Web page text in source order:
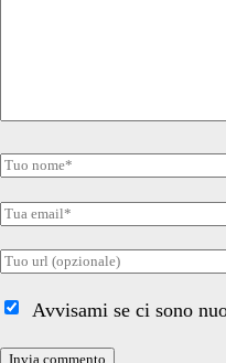
Tuo
Tua
Tuo
internetAvvisami se ci sono